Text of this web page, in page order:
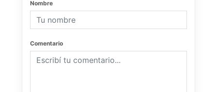
Nombre
Comentario